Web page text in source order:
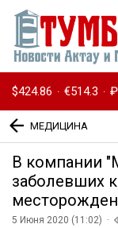
$424.86 · €514.3 ·
МЕДИЦИНА
В компании
заболевших
5 Июня 2020 (11:02) ·